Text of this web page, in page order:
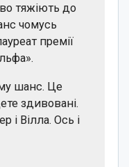
тяжіють до
чомусь
премії
шанс. Це
здивовані.
і Вілла. Ось і